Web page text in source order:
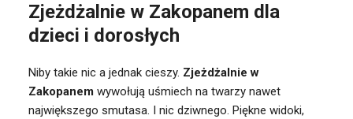
Zjeżdżalnie w Zakopanem dla
dzieci i dorosłych
Niby takie nic a jednak cieszy. Zjeżdżalnie w
Zakopanem wywołują uśmiech na twarzy nawet
największego smutasa. I nic dziwnego. Piękne widoki,